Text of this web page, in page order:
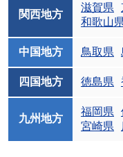
関西地方
滋賀県
和歌山
中国地方 鳥取県
四国地方 徳島県
九州地方
福岡県
宮崎県